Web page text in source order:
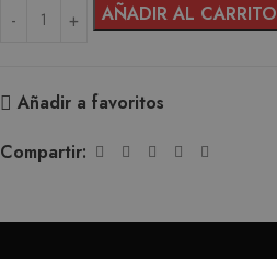
AÑADIR AL CARRITO
Añadir a favoritos
Compartir: